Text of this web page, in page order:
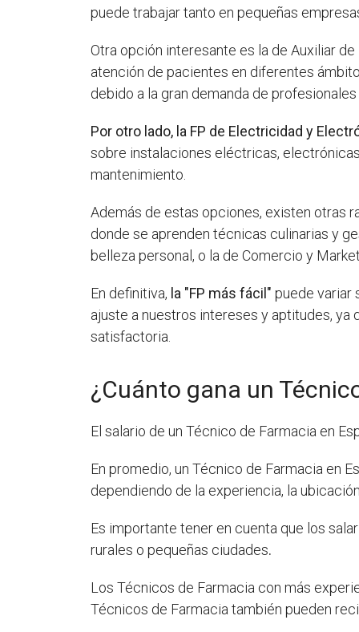
puede trabajar tanto en pequeñas
Otra opción interesante es la de Auxiliar
atención de pacientes en diferentes
debido a la gran demanda de
Por otro lado, la FP de Electricidad y
sobre instalaciones eléctricas,
mantenimiento.
Además de estas opciones, existen otras
donde se aprenden técnicas culinarias y
belleza personal, o la de Comercio y
En definitiva, la "FP más fácil" puede variar
ajuste a nuestros intereses y aptitudes,
satisfactoria.
¿Cuánto gana un
El salario de un Técnico de Farmacia en
En promedio, un Técnico de Farmacia en
dependiendo de la experiencia, la
Es importante tener en cuenta que los
rurales o pequeñas ciudades.
Los Técnicos de Farmacia con más
Técnicos de Farmacia también pueden